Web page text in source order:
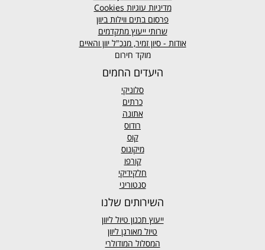
מדיניות עוגיות Cookies
פרסום בתים ווילות ביוון
שרותי ייעוץ מתקדמים
אודות - סיון זמיר, מנכ"ל יוון והאיים
מוקד חירום
היעדים החמים
סלוניקי
כרתים
אתונה
רודוס
קוס
מיקונוס
קורפו
חלקידיקי
סנטוריני
השירותים שלנו
ייעוץ תכנון טיול ליוון
טיול מאורגן ליוון
המסלול המודולרי